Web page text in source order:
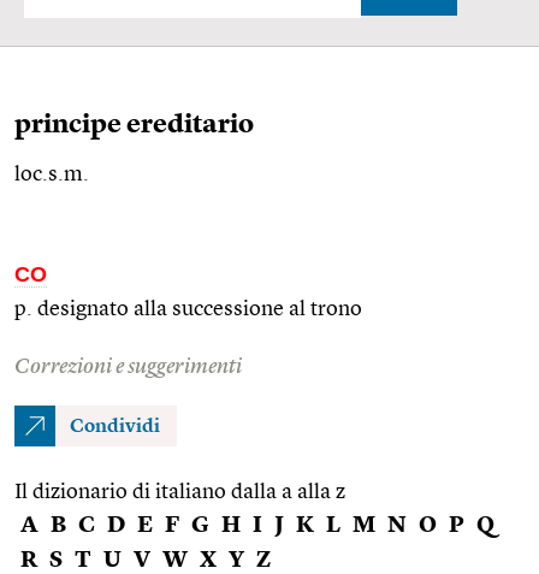
principe ereditario
loc.s.m.
CO
p. designato alla successione al trono
Correzioni e suggerimenti
Condividi
Il dizionario di italiano dalla a alla z
A B C D E F G H I J K L M N O P Q
R S T U V W X Y Z